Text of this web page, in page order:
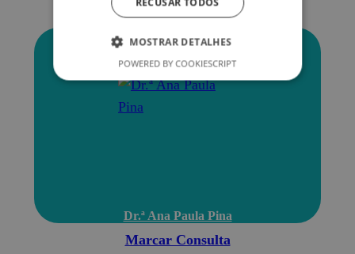
Conheça alguns dos nossos médicos
Dr.ª Ana Paula Pina
Marcar Consulta
MOSTRAR DETALHES
POWERED BY COOKIESCRIPT